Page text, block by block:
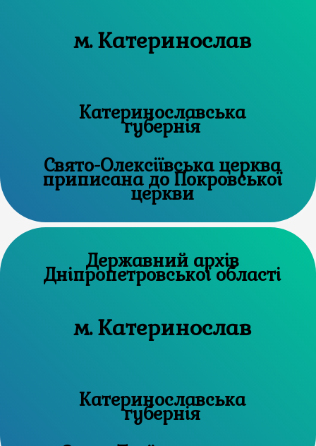
м. Катеринослав
Катеринославська
губернія
Свято-Олексіївська церква
приписана до Покровської
церкви
Державний архів
Дніпропетровської області
м. Катеринослав
Катеринославська
губернія